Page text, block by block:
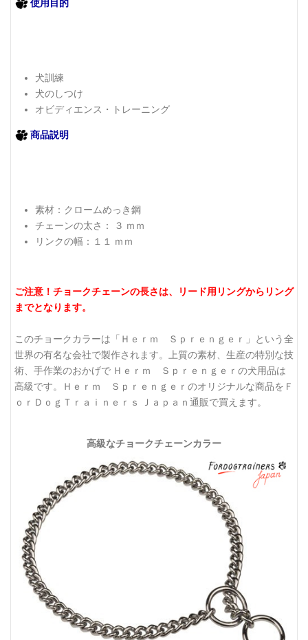
使用目的
犬訓練
犬のしつけ
オビディエンス・トレーニング
商品説明
素材：クロームめっき鋼
チェーンの太さ： ３ ｍｍ
リンクの幅：１１ ｍｍ
ご注意！チョークチェーンの長さは、リード用リングからリング
までとなります。
このチョークカラーは「Ｈｅｒｍ Ｓｐｒｅｎｇｅｒ」という全
世界の有名な会社で製作されます。上質の素材、生産の特別な技
術、手作業のおかげで Ｈｅｒｍ Ｓｐｒｅｎｇｅｒの犬用品は
高級です。Ｈｅｒｍ Ｓｐｒｅｎｇｅｒのオリジナルな商品をＦ
ｏｒＤｏｇＴｒａｉｎｅｒｓ Ｊａｐａｎ通販で買えます。
高級なチョークチェーンカラー